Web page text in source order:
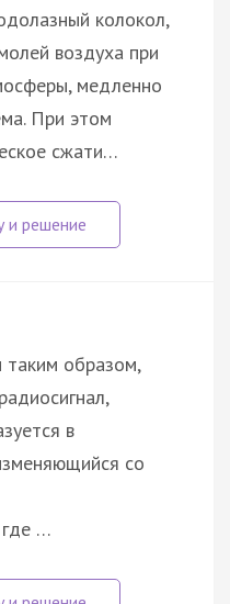
колокол,
воздуха при
медленно
При этом
сжати…
таким образом,
в
со
где …